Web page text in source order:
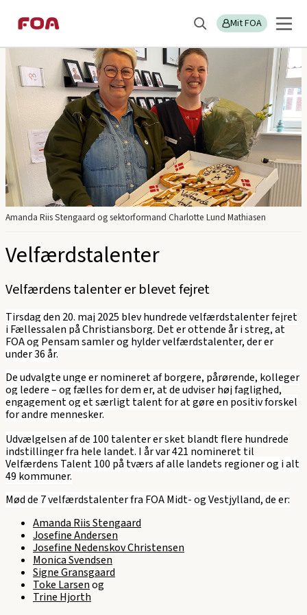
til
hovedindhold
til
hovedmenu
Søg Mit FOA
Sektions
menu
FOA Midt- og Vestjylland
Amanda Riis Stengaard og sektorformand Charlotte Lund Mathiasen
Velfærdstalenter
Velfærdens talenter er blevet fejret
Tirsdag den 20. maj 2025 blev hundrede velfærdstalenter fejret
i Fællessalen på Christiansborg. Det er ottende år i streg, at
FOA og Pensam samler og hylder velfærdstalenter, der er
under 36 år.
De udvalgte unge er nomineret af borgere, pårørende, kolleger
og ledere – og fælles for dem er, at de udviser høj faglighed,
engagement og et særligt talent for at gøre en positiv forskel
for andre mennesker.
Udvælgelsen af de 100 talenter er sket blandt flere hundrede
indstillinger fra hele landet. I år var 421 nomineret til
Velfærdens Talent 100 på tværs af alle landets regioner og i alt
49 kommuner.
Mød de 7 velfærdstalenter fra FOA Midt- og Vestjylland, de er:
Amanda Riis Stengaard
Josefine Andersen
Josefine Nedenskov Christensen
Monica Svendsen
Signe Gransgaard
Toke Larsenog
Trine Hjorth